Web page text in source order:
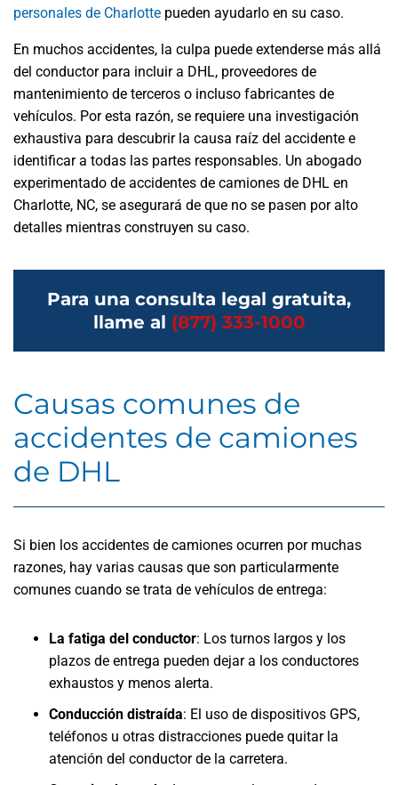
personales de Charlotte pueden ayudarlo en su caso.
En muchos accidentes, la culpa puede extenderse más allá
del conductor para incluir a DHL, proveedores de
mantenimiento de terceros o incluso fabricantes de
vehículos. Por esta razón, se requiere una investigación
exhaustiva para descubrir la causa raíz del accidente e
identificar a todas las partes responsables. Un abogado
experimentado de accidentes de camiones de DHL en
Charlotte, NC, se asegurará de que no se pasen por alto
detalles mientras construyen su caso.
Para una consulta legal gratuita,
llame al (877) 333-1000
Causas comunes de
accidentes de camiones
de DHL
Si bien los accidentes de camiones ocurren por muchas
razones, hay varias causas que son particularmente
comunes cuando se trata de vehículos de entrega:
La fatiga del conductor: Los turnos largos y los
plazos de entrega pueden dejar a los conductores
exhaustos y menos alerta.
Conducción distraída: El uso de dispositivos GPS,
teléfonos u otras distracciones puede quitar la
atención del conductor de la carretera.